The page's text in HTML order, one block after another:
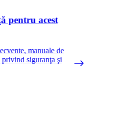
pentru acest
manuale de
siguranţa şi